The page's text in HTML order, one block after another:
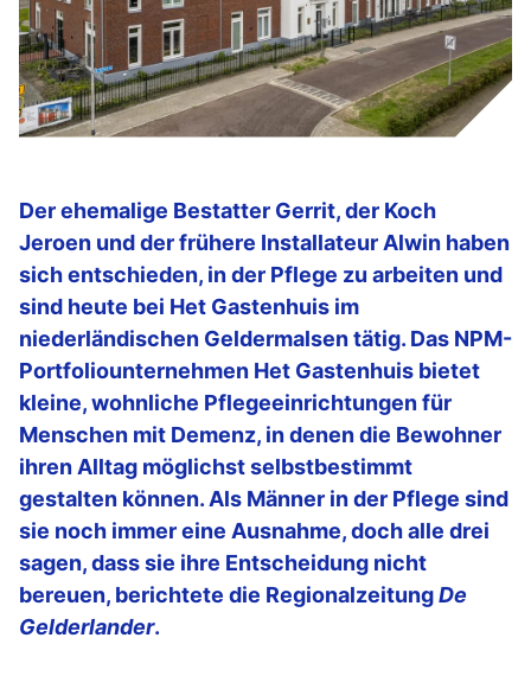
Der ehemalige Bestatter Gerrit, der Koch
Jeroen und der frühere Installateur Alwin haben
sich entschieden, in der Pflege zu arbeiten und
sind heute bei Het Gastenhuis im
niederländischen Geldermalsen tätig. Das NPM-
Portfoliounternehmen Het Gastenhuis bietet
kleine, wohnliche Pflegeeinrichtungen für
Menschen mit Demenz, in denen die Bewohner
ihren Alltag möglichst selbstbestimmt
gestalten können. Als Männer in der Pflege sind
sie noch immer eine Ausnahme, doch alle drei
sagen, dass sie ihre Entscheidung nicht
bereuen, berichtete die RegionalzeitungDe
Gelderlander.